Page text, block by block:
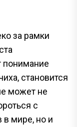
за рамки
понимание
становится
может не
с
мире, но и